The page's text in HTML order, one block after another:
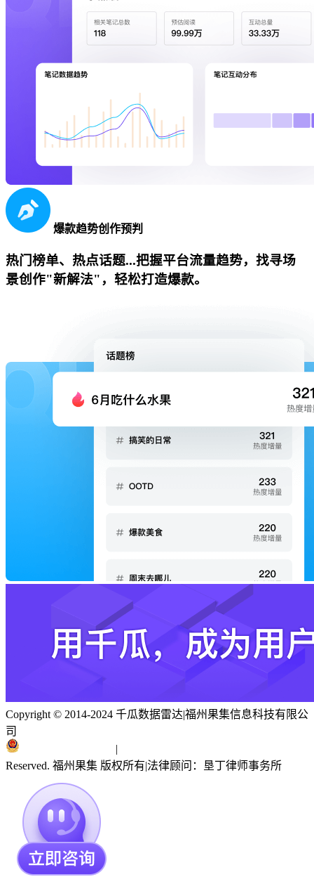
爆款趋势创作预判
热门榜单、热点话题...把握平台流量趋势，找寻场
景创作"新解法"，轻松打造爆款。
Copyright © 2014-2024 千瓜数据雷达|福州果集信息科技有限公
司
|
Reserved. 福州果集 版权所有|法律顾问：垦丁律师事务所